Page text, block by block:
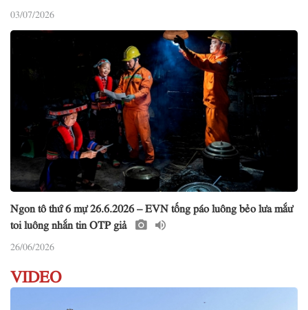
03/07/2026
Ngon tô thứ 6 mự 26.6.2026 – EVN tống páo luông bẻo lưa mắư
toi luông nhắn tin OTP giả
26/06/2026
VIDEO